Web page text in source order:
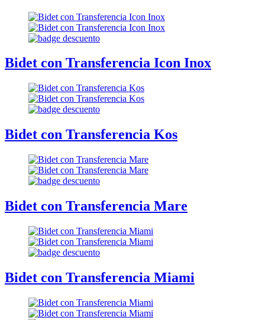
Bidet con Transferencia Icon Inox
Bidet con Transferencia Kos
Bidet con Transferencia Mare
Bidet con Transferencia Miami